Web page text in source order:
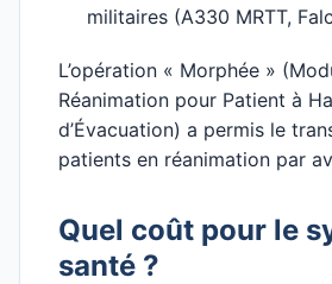
militaires (A330 MRTT,
L’opération « Morphée »
Réanimation pour Patient à
d’Évacuation) a permis le
patients en réanimation par
Quel coût pour le
santé ?